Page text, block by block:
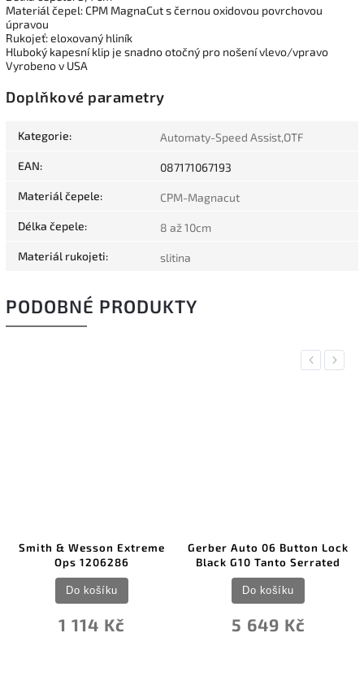
Materiál čepel: CPM MagnaCut s černou oxidovou povrchovou
úpravou
Rukojeť: eloxovaný hliník
Hluboký kapesní klip je snadno otočný pro nošení vlevo/vpravo
Vyrobeno v USA
Doplňkové parametry
Kategorie: Automaty-Speed Assist,OTF
EAN: 087171067193
Materiál čepele: CPM-Magnacut
Délka čepele: 8 až 10cm
Materiál rukojeti: slitina
PODOBNÉ PRODUKTY
Previous
Smith & Wesson Extreme
Ops 1206286
1 114 Kč
Do košíku
Gerber Auto 06 Button Lock
Black G10 Tanto Serrated
5 649 Kč
Do košíku
Next